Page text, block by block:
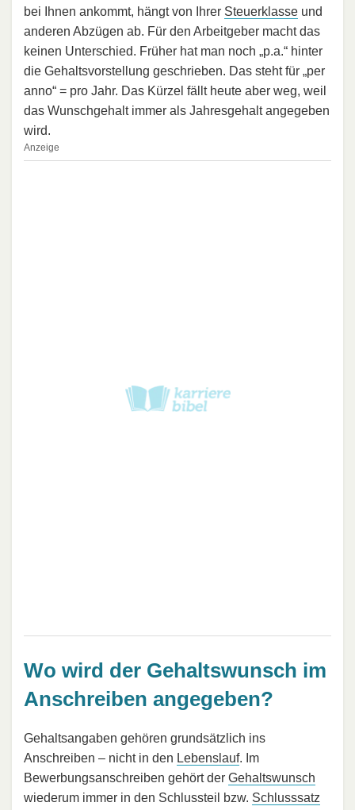
bei Ihnen ankommt, hängt von Ihrer Steuerklasse und
anderen Abzügen ab. Für den Arbeitgeber macht das
keinen Unterschied. Früher hat man noch „p.a.“ hinter
die Gehaltsvorstellung geschrieben. Das steht für „per
anno“ = pro Jahr. Das Kürzel fällt heute aber weg, weil
das Wunschgehalt immer als Jahresgehalt angegeben
wird.
Anzeige
Wo wird der Gehaltswunsch im
Anschreiben angegeben?
Gehaltsangaben gehören grundsätzlich ins
Anschreiben – nicht in den Lebenslauf. Im
Bewerbungsanschreiben gehört der Gehaltswunsch
wiederum immer in den Schlussteil bzw. Schlusssatz